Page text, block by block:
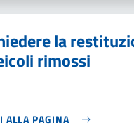
la
rimossi
ALLA PAGINA